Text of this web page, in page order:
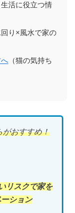
生活に役立つ情
回り×風水で家の
（猫の気持ち
がおすすめ！
リスクで家を
ション